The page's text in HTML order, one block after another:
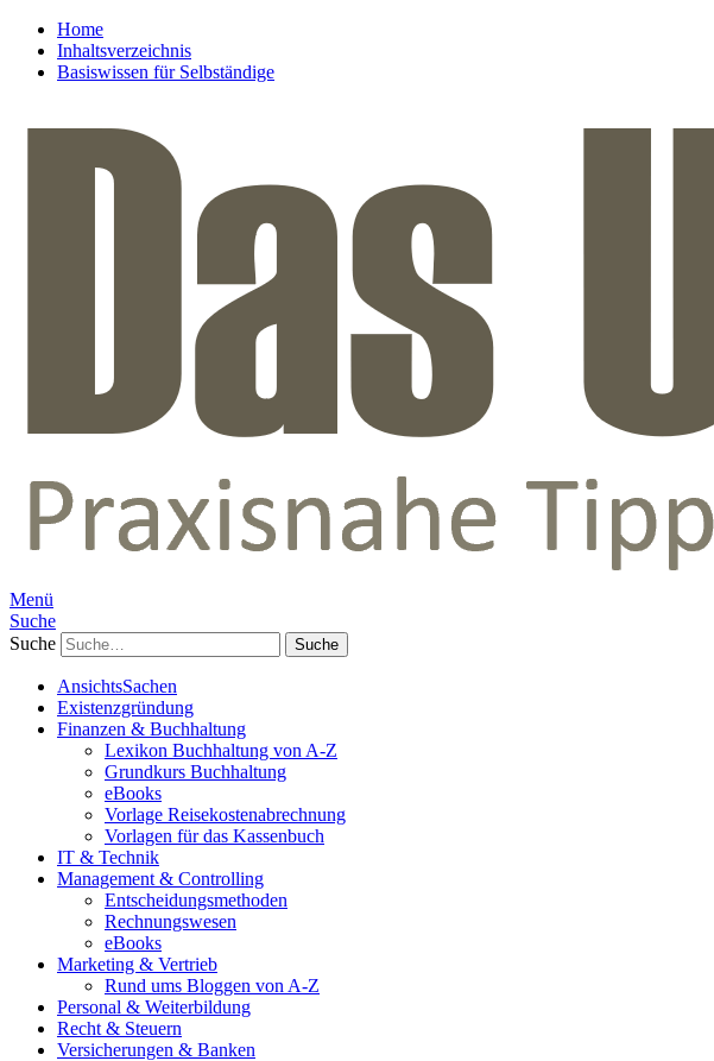
Home
Inhaltsverzeichnis
Basiswissen für Selbständige
Menü
Suche
Suche
AnsichtsSachen
Existenzgründung
Finanzen & Buchhaltung
Lexikon Buchhaltung von A-Z
Grundkurs Buchhaltung
eBooks
Vorlage Reisekostenabrechnung
Vorlagen für das Kassenbuch
IT & Technik
Management & Controlling
Entscheidungsmethoden
Rechnungswesen
eBooks
Marketing & Vertrieb
Rund ums Bloggen von A-Z
Personal & Weiterbildung
Recht & Steuern
Versicherungen & Banken